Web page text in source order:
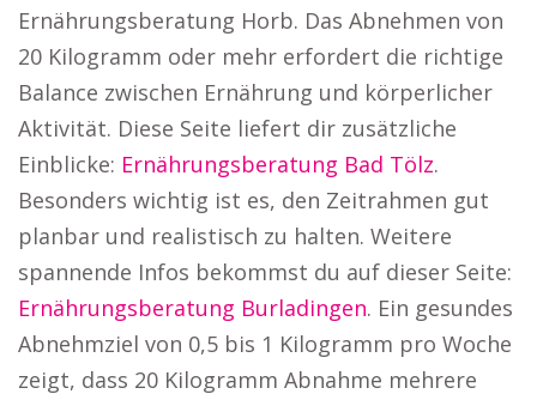
Ernährungsberatung Horb. Das Abnehmen von
20 Kilogramm oder mehr erfordert die richtige
Balance zwischen Ernährung und körperlicher
Aktivität. Diese Seite liefert dir zusätzliche
Einblicke: Ernährungsberatung Bad Tölz.
Besonders wichtig ist es, den Zeitrahmen gut
planbar und realistisch zu halten. Weitere
spannende Infos bekommst du auf dieser Seite:
Ernährungsberatung Burladingen. Ein gesundes
Abnehmziel von 0,5 bis 1 Kilogramm pro Woche
zeigt, dass 20 Kilogramm Abnahme mehrere